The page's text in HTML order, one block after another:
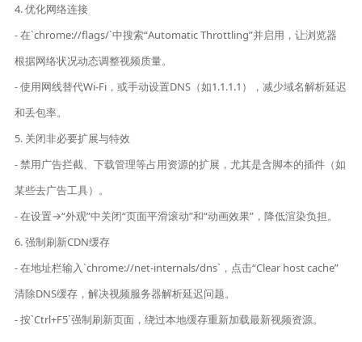
4. 优化网络连接
- 在`chrome://flags/`中搜索“Automatic Throttling”并启用，让浏览器
根据网络状况动态调整视频质量。
- 使用网线替代Wi-Fi，或手动设置DNS（如1.1.1.1），减少域名解析延迟
和丢包率。
5. 关闭非必要扩展与特效
- 禁用广告拦截、下载管理等占用资源的扩展，尤其是含脚本的插件（如
某些去广告工具）。
- 在设置→“外观”中关闭“页面平滑滚动”和“动画效果”，降低渲染负担。
6. 强制刷新CDN缓存
- 在地址栏输入`chrome://net-internals/dns`，点击“Clear host cache”
清除DNS缓存，解决视频服务器解析延迟问题。
- 按`Ctrl+F5`强制刷新页面，绕过本地缓存重新加载最新视频资源。